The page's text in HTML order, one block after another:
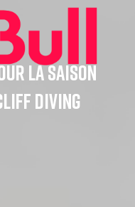
la Saison
Diving